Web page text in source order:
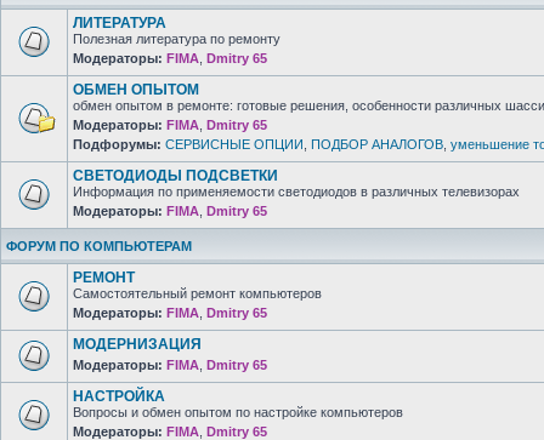
ЛИТЕРАТУРА
Полезная литература по ремонту
Модераторы: FIMA Dmitry 65
ОБМЕН ОПЫТОМ
обмен опытом в ремонте: готовые решения, особенности различных
Модераторы: FIMA Dmitry 65
Подфорумы: СЕРВИСНЫЕ ОПЦИИ ПОДБОР АНАЛОГОВ уменьшение
СВЕТОДИОДЫ ПОДСВЕТКИ
Информация по применяемости светодиодов в различных телевизорах
Модераторы: FIMA Dmitry 65
ФОРУМ ПО КОМПЬЮТЕРАМ
РЕМОНТ
Самостоятельный ремонт компьютеров
Модераторы: FIMA Dmitry 65
МОДЕРНИЗАЦИЯ
Модераторы: FIMA Dmitry 65
НАСТРОЙКА
Вопросы и обмен опытом по настройке компьютеров
Модераторы: FIMA Dmitry 65